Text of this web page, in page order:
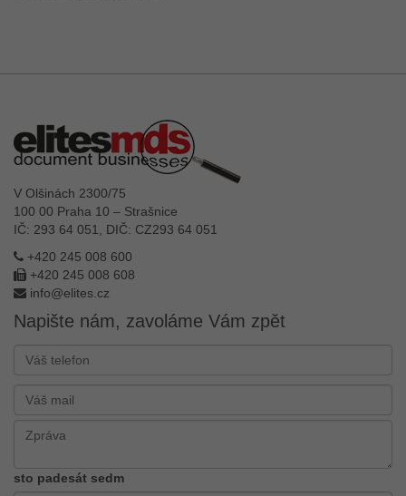
V Olšinách 2300/75
100 00 Praha 10 – Strašnice
IČ: 293 64 051, DIČ: CZ293 64 051
+420 245 008 600
+420 245 008 608
info@elites.cz
Napište nám, zavoláme Vám zpět
sto padesát sedm